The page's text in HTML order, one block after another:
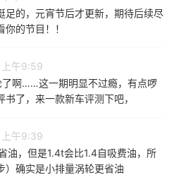
足的，元宵节后才更新，期待后续尽
的节目！！
午9:59
啊……这一期明显不过瘾，有点啰
了，来一款新车评测下吧，
午9:39
油，但是1.4t会比1.4自吸费油，所
）确实是小排量涡轮更省油